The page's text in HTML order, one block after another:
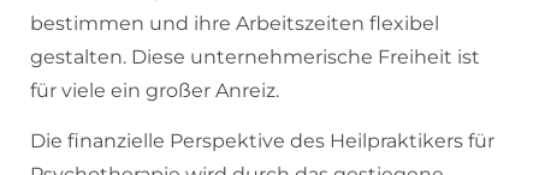
bestimmen und ihre Arbeitszeiten flexibel
gestalten. Diese unternehmerische Freiheit ist
für viele ein großer Anreiz.
Die finanzielle Perspektive des Heilpraktikers für